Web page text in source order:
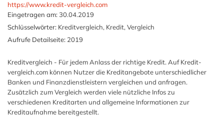
https://www.kredit-vergleich.com
Eingetragen am: 30.04.2019
Schlüsselwörter: Kreditvergleich, Kredit, Vergleich
Aufrufe Detailseite: 2019
Kreditvergleich - Für jedem Anlass der richtige Kredit. Auf Kredit-
vergleich.com können Nutzer die Kreditangebote unterschiedlicher
Banken und Finanzdienstleistern vergleichen und anfragen.
Zusätzlich zum Vergleich werden viele nützliche Infos zu
verschiedenen Kreditarten und allgemeine Informationen zur
Kreditaufnahme bereitgestellt.